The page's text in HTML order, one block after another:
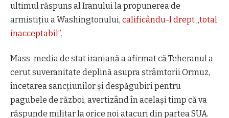
ultimul răspuns al Iranului la propunerea de
armistițiu a Washingtonului, calificându-l drept „total
inacceptabil”.
Mass-media de stat iraniană a afirmat că Teheranul a
cerut suveranitate deplină asupra strâmtorii Ormuz,
încetarea sancțiunilor și despăgubiri pentru
pagubele de război, avertizând în același timp că va
răspunde militar la orice noi atacuri din partea SUA.